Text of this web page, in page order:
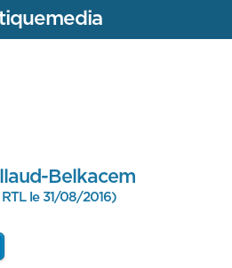
Belkacem
le 31/08/2016)